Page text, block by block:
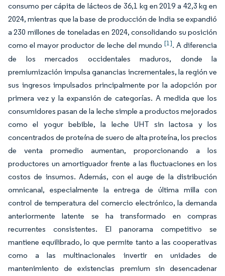
consumo per cápita de lácteos de 36,1 kg en 2019 a 42,3 kg en
2024, mientras que la base de producción de India se expandió
a 230 millones de toneladas en 2024, consolidando su posición
como el mayor productor de leche del mundo [1]. A diferencia
de los mercados occidentales maduros, donde la
premiumización impulsa ganancias incrementales, la región ve
sus ingresos impulsados principalmente por la adopción por
primera vez y la expansión de categorías. A medida que los
consumidores pasan de la leche simple a productos mejorados
como el yogur bebible, la leche UHT sin lactosa y los
concentrados de proteína de suero de alta proteína, los precios
de venta promedio aumentan, proporcionando a los
productores un amortiguador frente a las fluctuaciones en los
costos de insumos. Además, con el auge de la distribución
omnicanal, especialmente la entrega de última milla con
control de temperatura del comercio electrónico, la demanda
anteriormente latente se ha transformado en compras
recurrentes consistentes. El panorama competitivo se
mantiene equilibrado, lo que permite tanto a las cooperativas
como a las multinacionales invertir en unidades de
mantenimiento de existencias premium sin desencadenar